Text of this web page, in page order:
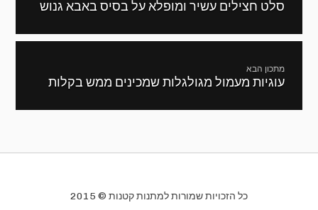
מתכון
סלט חצילים עשיר ומופלא על בסיס באבא גנוש
מתכון הבא
המתכון
עוגיות מעמול מגולגלות שמכינים ממש בקלות
כל הזכויות שמורות למתנות קטנות © 2015